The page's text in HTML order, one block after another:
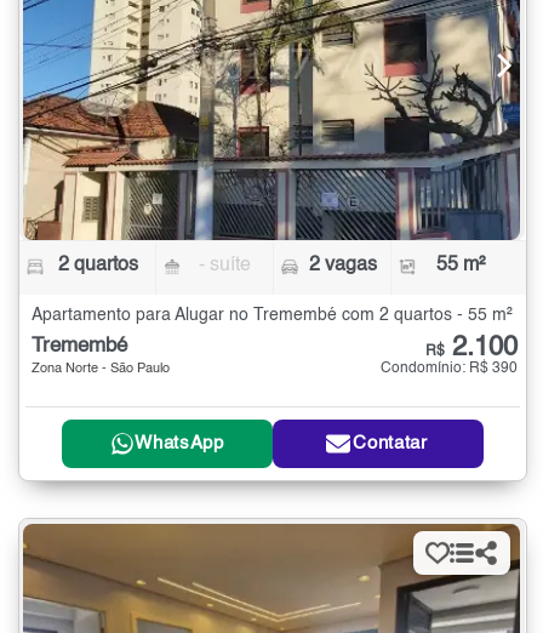
2 quartos - suíte 2 vagas 55 m²
Apartamento para Alugar no Tremembé com 2 quartos - 55 m²
Tremembé
Zona Norte - São Paulo
R$ 2.100
Condomínio: R$ 390
WhatsApp Contatar